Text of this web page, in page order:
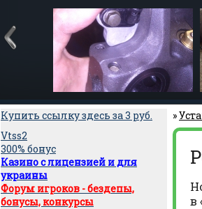
Купить ссылку здесь за3 руб.
Vtss2
300% бонус
Казино с лицензией и для
украины
Форум игроков - бездепы,
бонусы, конкурсы
»
в